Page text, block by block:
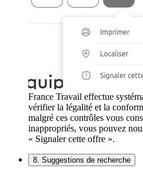
France Travail effectue
vérifier la légalité et la
malgré ces contrôles vous
inappropriés, vous pouvez
« Signaler cette offre ».
8. Suggestions de recherche